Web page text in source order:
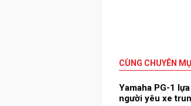
CÙNG CHUYÊN
Yamaha PG-1
người yêu xe